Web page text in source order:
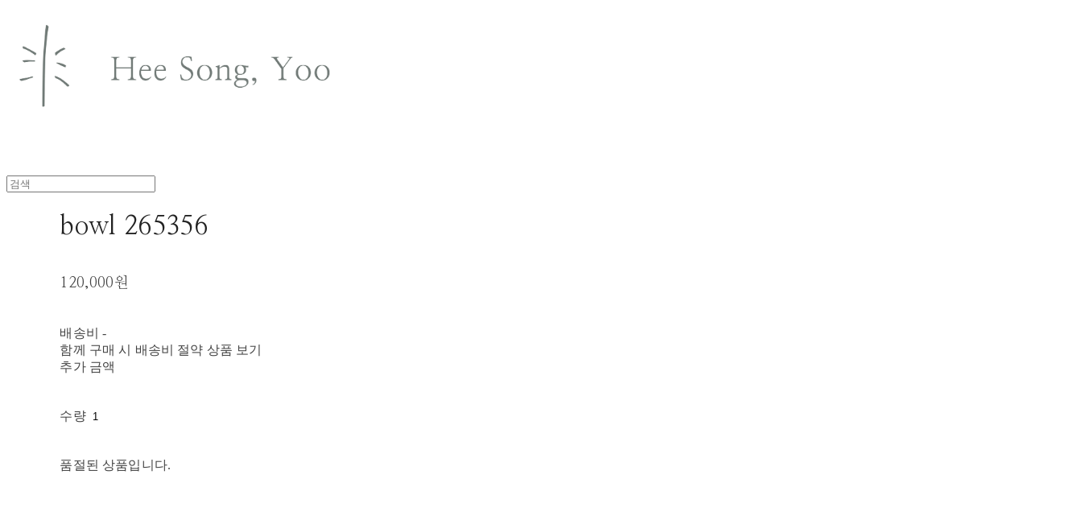
bowl 265356
120,000원
배송비-
함께 구매 시 배송비 절약 상품 보기
추가 금액
수량
품절된 상품입니다.